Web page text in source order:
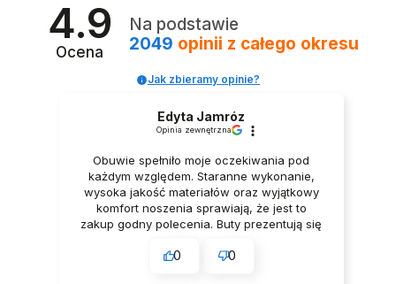
PIŻAMA DLA DZIECI JEDNOROŻEC UNICORN ONESIE
4.9
Ocena
Na podstawie
2049 opinii z całego okresu
Jak zbieramy opinie?
Edyta Jamróz
Opinia zewnętrzna
Obuwie spełniło moje oczekiwania pod
każdym względem. Staranne wykonanie,
wysoka jakość materiałów oraz wyjątkowy
komfort noszenia sprawiają, że jest to
zakup godny polecenia. Buty prezentują się
przekonaniem polecam ten produkt.
0 0